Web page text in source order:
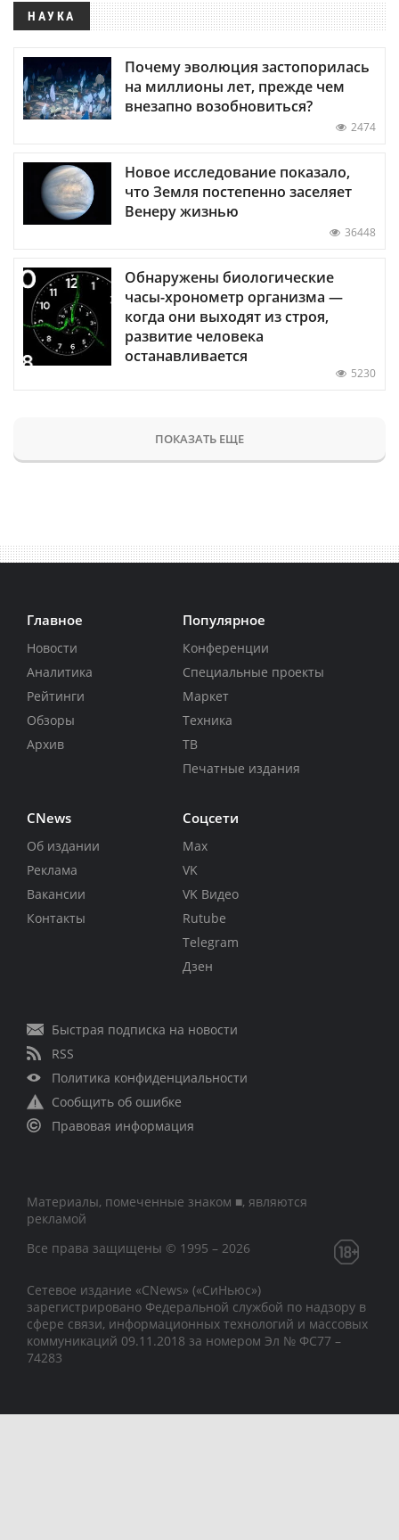
НАУКА
Почему эволюция застопорилась
на миллионы лет, прежде чем
внезапно возобновиться?
2474
Новое исследование показало,
что Земля постепенно заселяет
Венеру жизнью
36448
Обнаружены биологические
часы-хронометр организма —
когда они выходят из строя,
развитие человека
останавливается
5230
ПОКАЗАТЬ ЕЩЕ
Главное
Новости
Аналитика
Рейтинги
Обзоры
Архив
Популярное
Конференции
Специальные проекты
Маркет
Техника
ТВ
Печатные издания
CNews
Об издании
Реклама
Вакансии
Контакты
Соцсети
Max
VK
VK Видео
Rutube
Telegram
Дзен
Быстрая подписка на новости
RSS
Политика конфиденциальности
Сообщить об ошибке
Правовая информация
Материалы, помеченные знаком ■, являются
рекламой
Все права защищены © 1995 – 2026
Сетевое издание «CNews» («СиНьюс»)
зарегистрировано Федеральной службой по надзору в
сфере связи, информационных технологий и массовых
коммуникаций 09.11.2018 за номером Эл № ФС77 –
74283